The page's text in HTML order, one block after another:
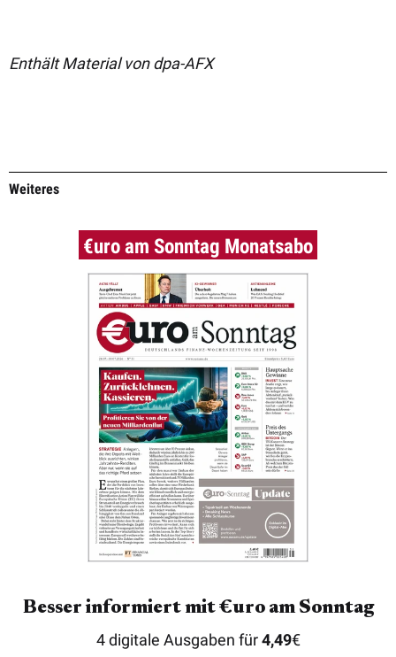
Enthält Material von dpa-AFX
Weiteres
€uro am Sonntag Monatsabo
Besser informiert mit €uro am Sonntag
4 digitale Ausgaben für4,49€